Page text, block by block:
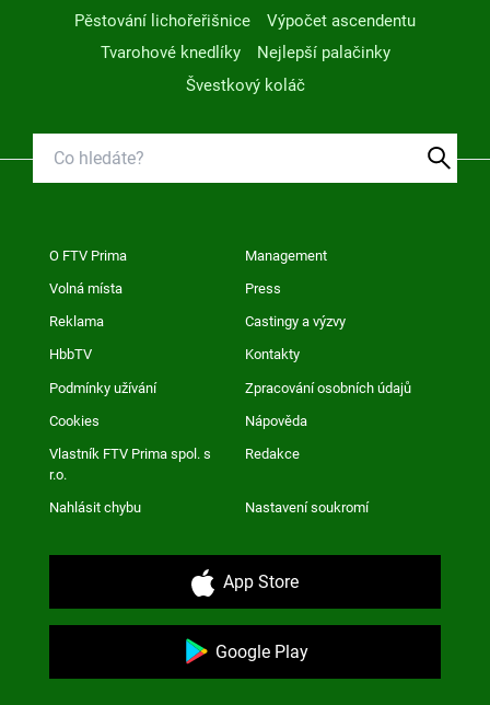
Pěstování lichořeřišnice
Výpočet ascendentu
Tvarohové knedlíky
Nejlepší palačinky
Švestkový koláč
O FTV Prima Management
Volná místa Press
Reklama Castingy a výzvy
HbbTV Kontakty
Podmínky užívání Zpracování osobních údajů
Cookies Nápověda
Vlastník FTV Prima spol. s
r.o.
Redakce
Nahlásit chybu Nastavení soukromí
App Store
Google Play